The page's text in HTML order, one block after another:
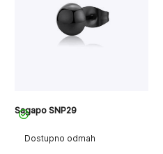
Dostupno odmah
Sagapo SNP29